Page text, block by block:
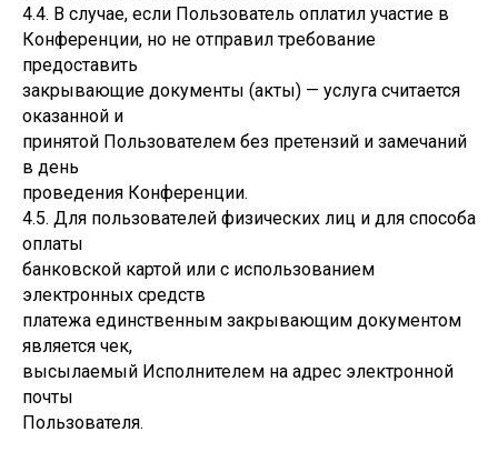
4.4. В случае, если Пользователь оплатил участие в
Конференции, но не отправил требование
предоставить
закрывающие документы (акты) — услуга считается
оказанной и
принятой Пользователем без претензий и замечаний
в день
проведения Конференции.
4.5. Для пользователей физических лиц и для способа
оплаты
банковской картой или с использованием
электронных средств
платежа единственным закрывающим документом
является чек,
высылаемый Исполнителем на адрес электронной
почты
Пользователя.